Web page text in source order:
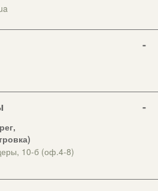
10-б (оф.4-8)